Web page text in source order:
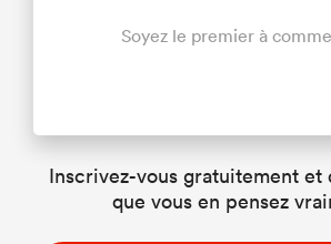
Soyez le premier à
Inscrivez-vous gratuitement et
que vous en pensez